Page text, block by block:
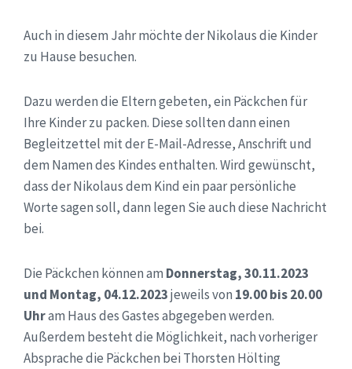
Auch in diesem Jahr möchte der Nikolaus die Kinder
zu Hause besuchen.
Dazu werden die Eltern gebeten, ein Päckchen für
Ihre Kinder zu packen. Diese sollten dann einen
Begleitzettel mit der E-Mail-Adresse, Anschrift und
dem Namen des Kindes enthalten. Wird gewünscht,
dass der Nikolaus dem Kind ein paar persönliche
Worte sagen soll, dann legen Sie auch diese Nachricht
bei.
Die Päckchen können am Donnerstag, 30.11.2023
und Montag, 04.12.2023jeweils von 19.00 bis 20.00
Uhram Haus des Gastes abgegeben werden.
Außerdem besteht die Möglichkeit, nach vorheriger
Absprache die Päckchen bei Thorsten Hölting